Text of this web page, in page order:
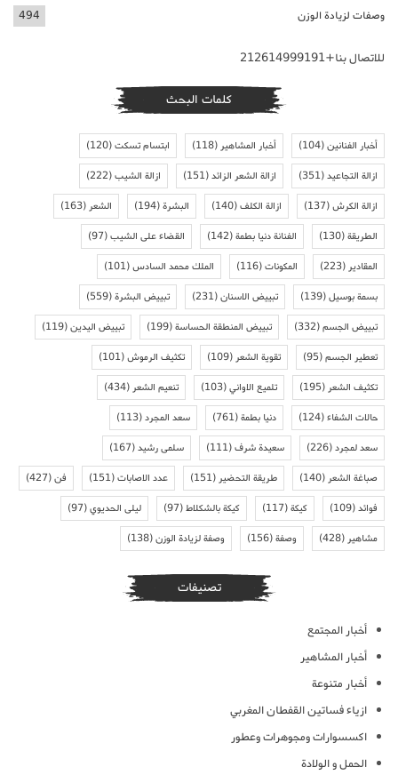
وصفات لزيادة الوزن 494
للاتصال بنا+212614999191
كلمات البحث
أخبار الفنانين(104) أخبار المشاهير(118) ابتسام تسكت(120)
ازالة التجاعيد(351) ازالة الشعر الزائد(151) ازالة الشيب(222)
ازالة الكرش(137) ازالة الكلف(140) البشرة(194) الشعر(163)
الطريقة(130) الفنانة دنيا بطمة(142) القضاء على الشيب(97)
المقادير(223) المكونات(116) الملك محمد السادس(101)
بسمة بوسيل(139) تبييض الاسنان(231) تبييض البشرة(559)
تبييض الجسم(332) تبييض المنطقة الحساسة(199) تبييض اليدين(119)
تعطير الجسم(95) تقوية الشعر(109) تكثيف الرموش(101)
تكثيف الشعر(195) تلميع الاواني(103) تنعيم الشعر(434)
حالات الشفاء(124) دنيا بطمة(761) سعد المجرد(113)
سعد لمجرد(226) سعيدة شرف(111) سلمى رشيد(167)
صباغة الشعر(140) طريقة التحضير(151) عدد الاصابات(151) فن(427)
فوائد(109) كيكة(117) كيكة بالشكلاط(97) ليلى الحديوي(97)
مشاهير(428) وصفة(156) وصفة لزيادة الوزن(138)
تصنيفات
أخبار المجتمع
أخبار المشاهير
أخبار متنوعة
ازياء فساتين القفطان المغربي
اكسسوارات ومجوهرات وعطور
الحمل و الولادة